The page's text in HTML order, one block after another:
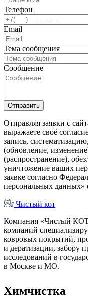
Телефон
Email
Тема сообщения
Сообщение
Отправить
Отправляя заявки с
выражаете своё
запись,
(обновление,
(распространение),
уничтожение ваших
заявке согласно
персональных данных»
Чистый кот
Компания «Чистый
компаний
ковровых покрытий,
и дератизации, забору
исследований в
в Москве и МО.
Химчистка